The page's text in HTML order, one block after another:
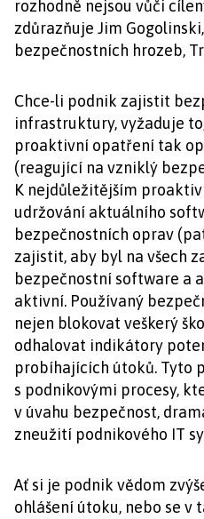
rozhodně nejsou vůči
zdůrazňuje Jim
bezpečnostních hrozeb,
Chce-li podnik zajistit
infrastruktury, vyžaduje
proaktivní opatření tak
(reagující na vzniklý
K nejdůležitějším
udržování aktuálního
bezpečnostních oprav
zajistit, aby byl na všech
bezpečnostní software a
aktivní. Používaný
nejen blokovat veškerý
odhalovat indikátory
probíhajících útoků. Tyto
s podnikovými procesy,
v úvahu bezpečnost,
zneužití podnikového IT
Ať si je podnik vědom
ohlášení útoku, nebo se v